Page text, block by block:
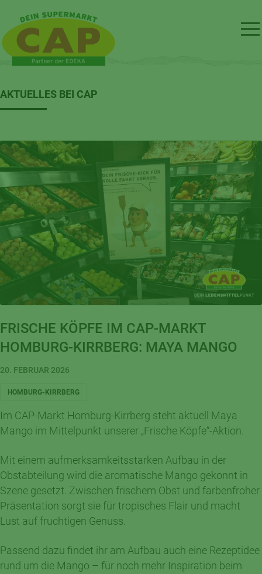
AKTUELLES BEI CAP
FRISCHE KÖPFE IM CAP-MARKT
HOMBURG-KIRRBERG: MAYA MANGO
20. FEBRUAR 2026
HOMBURG-KIRRBERG
Im CAP-Markt Homburg-Kirrberg steht aktuell Maya
Mango im Mittelpunkt unserer „Frische Köpfe“-Aktion.
Mit einem aufmerksamkeitsstarken Aufbau in der
Obstabteilung wird die aromatische Mango gekonnt in
Szene gesetzt. Zwischen frischem Obst und farbenfroher
Präsentation sorgt sie für tropisches Flair und macht
Lust auf fruchtigen Genuss.
Passend dazu findet ihr am Aufbau auch eine Rezeptidee
rund um die Mango – für noch mehr Inspiration beim